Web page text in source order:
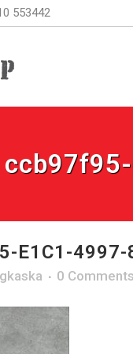
553442
E1C1-
0 Comments